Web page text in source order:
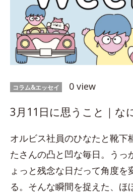
コラム&エッセイ 0 view
3月11日に思うこと｜な
オルビス社員のひなたと靴下
たさんの凸と凹な毎日。うっ
ょっと残念な日だって角度を
る。そんな瞬間を捉えた、ほ